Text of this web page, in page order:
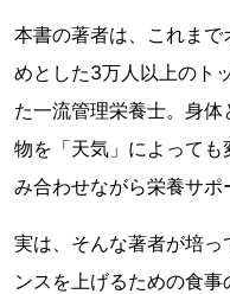
本書の著者は、これま
めとした3万人以上のト
た一流管理栄養士。身
物を「天気」によって
み合わせながら栄養サポ
実は、そんな著者が培
ンスを上げるための食